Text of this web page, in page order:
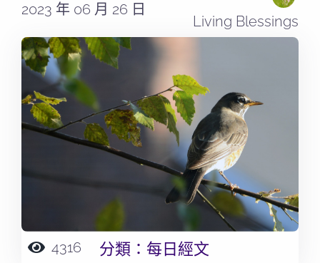
Search
for:
2023 年 06 月 26 日
Living Blessings
4316 分類： 每日經文